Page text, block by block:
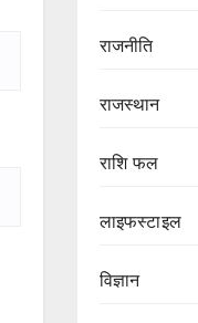
राजनीति
राजस्थान
राशि फल
लाइफस्टाइल
विज्ञान